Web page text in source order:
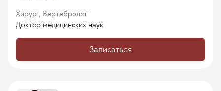
Хирург, Вертебролог
Доктор медицинских наук
Записаться